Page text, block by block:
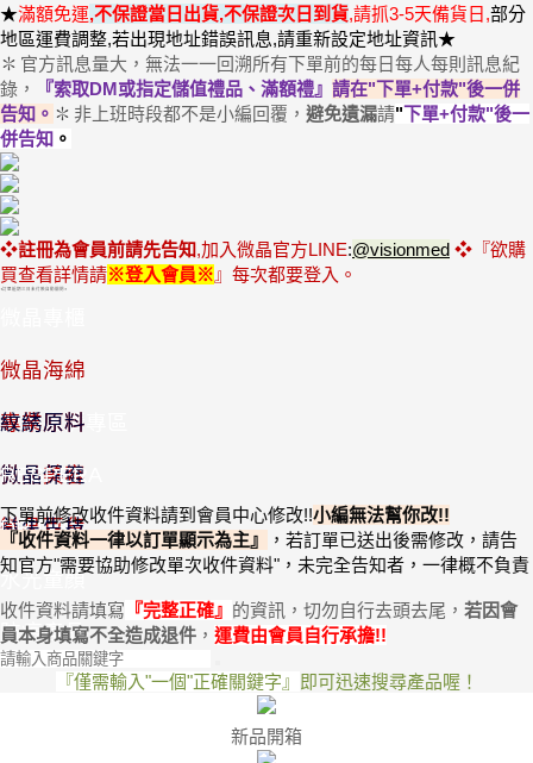
★滿額免運,不保證當日出貨,不保證次日到貨,請抓3-5天備貨日,部分
地區運費調整,若出現地址錯誤訊息,請重新設定地址資訊★
✽ 官方訊息量大，無法一一回溯所有下單前的每日每人每則訊息紀
錄，
『索取DM或指定儲值禮品、滿額禮』 請在"下單+付款"後一併
告知 。 ✽ 非上班時段都不是小編回覆， 避免遺漏請"下單+付款"後一
併告知 。
❖註冊為會員前請先告知,加入微晶官方LINE:@visionmed ❖『欲購
買查看詳情請※登入會員※ 』 每次都要登入 。
◖訂單逾期三日未付款自動關閉◗
優惠套組
半價出清專區
微晶海綿
專業原料
微晶美容
微晶百貨
紋綉原料
微晶保健
益生生技
RESPERA
DR.L-3
水光童顏
防疫產品
下單前修改收件資料請到會員中心修改!!小編無法幫你改!!
『收件資料一律以訂單顯示為主』
， 若訂單已送出後需修改，請告
知官方"需要協助修改單次收件資料" ，未完全告知者，一律概不負責
收件資料請填寫 『完整正確』 的資訊，切勿自行去頭去尾， 若因會
員本身填寫不全造成退件 ， 運費由會員自行承擔!!
『僅需輸入"一個"正確關鍵字』 即可迅速搜尋產品喔！
新品開箱